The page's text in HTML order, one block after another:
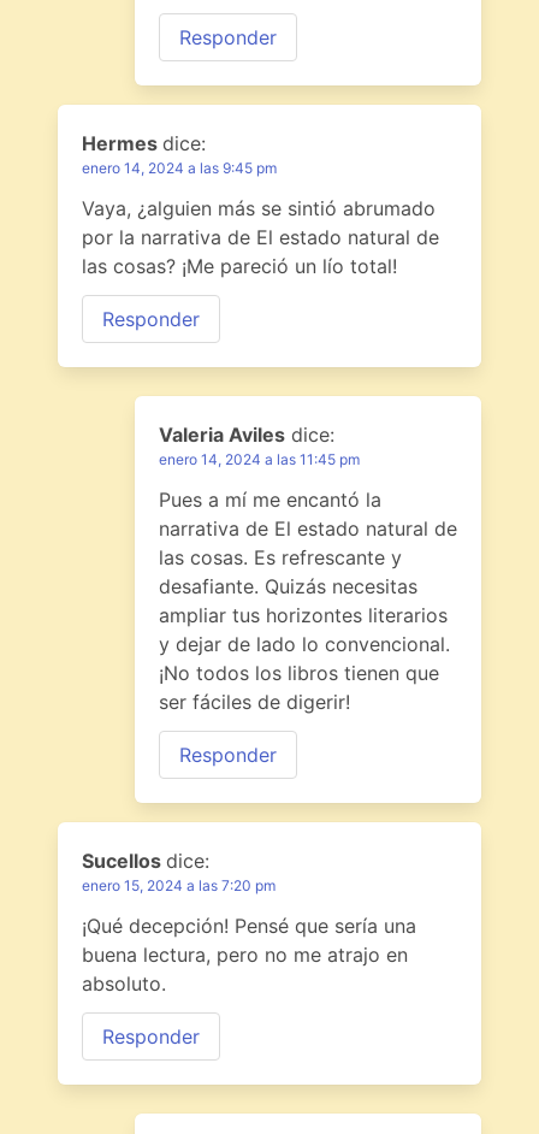
Responder
Hermes dice:
enero 14, 2024 a las 9:45 pm
Vaya, ¿alguien más se sintió abrumado
por la narrativa de El estado natural de
las cosas? ¡Me pareció un lío total!
Responder
Valeria Aviles dice:
enero 14, 2024 a las 11:45 pm
Pues a mí me encantó la
narrativa de El estado natural de
las cosas. Es refrescante y
desafiante. Quizás necesitas
ampliar tus horizontes literarios
y dejar de lado lo convencional.
¡No todos los libros tienen que
ser fáciles de digerir!
Responder
Sucellos dice:
enero 15, 2024 a las 7:20 pm
¡Qué decepción! Pensé que sería una
buena lectura, pero no me atrajo en
absoluto.
Responder